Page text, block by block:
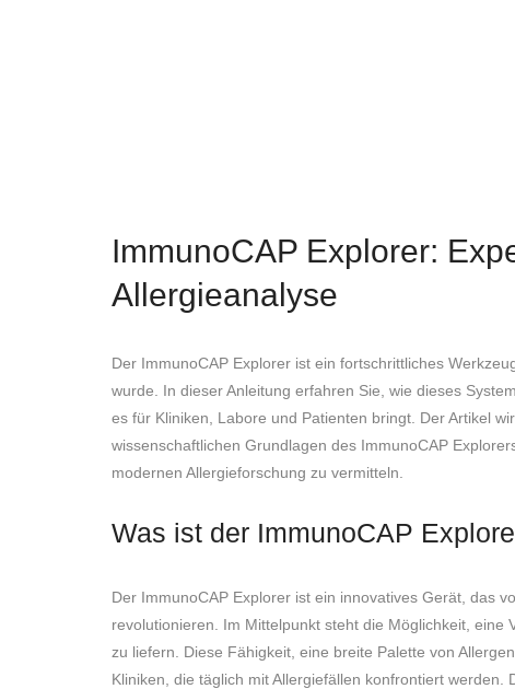
ImmunoCAP Explorer:
Allergieanalyse
Der ImmunoCAP Explorer ist ein fortschrittliches
wurde. In dieser Anleitung erfahren Sie, wie dieses
es für Kliniken, Labore und Patienten bringt. Der Artikel
wissenschaftlichen Grundlagen des ImmunoCAP
modernen Allergieforschung zu vermitteln.
Was ist der ImmunoCAP
Der ImmunoCAP Explorer ist ein innovatives Gerät, das
revolutionieren. Im Mittelpunkt steht die Möglichkeit, eine
zu liefern. Diese Fähigkeit, eine breite Palette von
Kliniken, die täglich mit Allergiefällen konfrontiert